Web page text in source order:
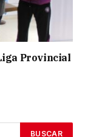
Provincial